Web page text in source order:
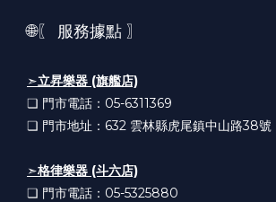
🌐〖 服務據點 〗
➣立昇樂器 (旗艦店)
❏ 門市電話：05-6311369
❏ 門市地址：632 雲林縣虎尾鎮中山路38號
➣格律樂器 (斗六店)
❏ 門市電話：05-5325880